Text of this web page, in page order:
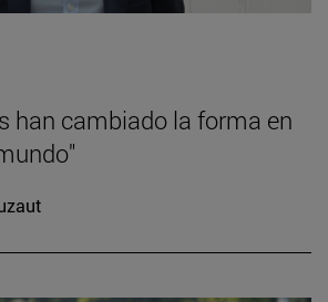
han cambiado la forma en